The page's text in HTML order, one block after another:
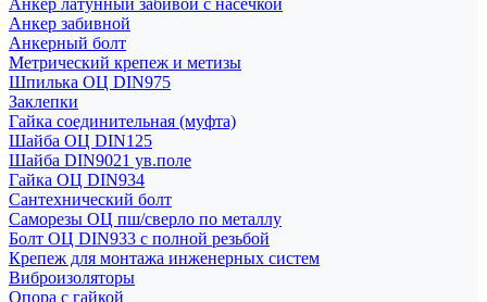
Анкер латунный забивой с насечкой
Анкер забивной
Анкерный болт
Метрический крепеж и метизы
Шпилька ОЦ DIN975
Заклепки
Гайка соединительная (муфта)
Шайба ОЦ DIN125
Шайба DIN9021 ув.поле
Гайка ОЦ DIN934
Сантехнический болт
Саморезы ОЦ пш/сверло по металлу
Болт ОЦ DIN933 с полной резьбой
Крепеж для монтажа инженерных систем
Виброизоляторы
Опора с гайкой